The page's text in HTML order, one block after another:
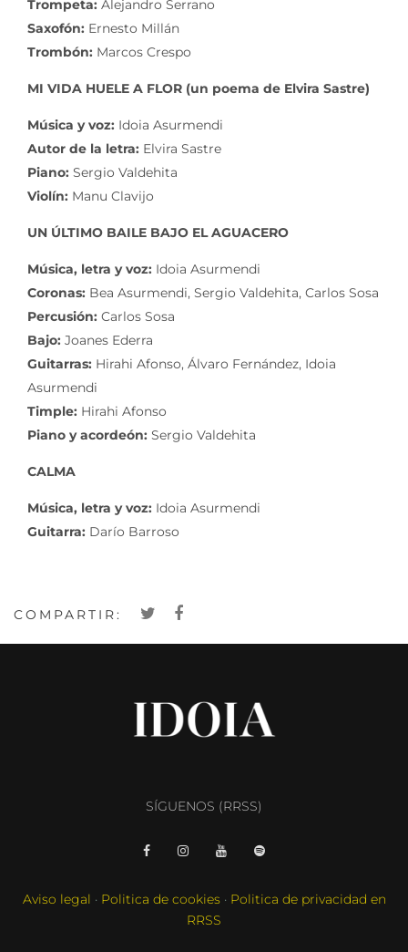
Trompeta: Alejandro Serrano
Saxofón: Ernesto Millán
Trombón: Marcos Crespo
MI VIDA HUELE A FLOR (un poema de Elvira Sastre)
Música y voz: Idoia Asurmendi
Autor de la letra: Elvira Sastre
Piano: Sergio Valdehita
Violín: Manu Clavijo
UN ÚLTIMO BAILE BAJO EL AGUACERO
Música, letra y voz: Idoia Asurmendi
Coronas: Bea Asurmendi, Sergio Valdehita, Carlos Sosa
Percusión: Carlos Sosa
Bajo: Joanes Ederra
Guitarras: Hirahi Afonso, Álvaro Fernández, Idoia
Asurmendi
Timple: Hirahi Afonso
Piano y acordeón: Sergio Valdehita
CALMA
Música, letra y voz: Idoia Asurmendi
Guitarra: Darío Barroso
COMPARTIR:
SÍGUENOS (RRSS)
Aviso legal · Politica de cookies· Politica de privacidad en
RRSS